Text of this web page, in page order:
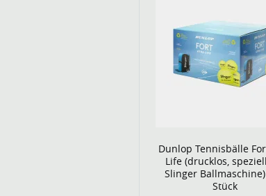
Dunlop Tennisbälle
Life (drucklos,
Slinger
Stück